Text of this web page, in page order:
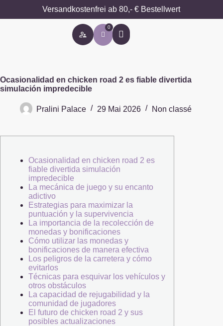
Versandkostenfrei ab 80,- € Bestellwert
0
Ocasionalidad en chicken road 2 es fiable divertida
simulación impredecible
Pralini Palace 29 Mai 2026 Non classé
Ocasionalidad en chicken road 2 es
fiable divertida simulación
impredecible
La mecánica de juego y su encanto
adictivo
Estrategias para maximizar la
puntuación y la supervivencia
La importancia de la recolección de
monedas y bonificaciones
Cómo utilizar las monedas y
bonificaciones de manera efectiva
Los peligros de la carretera y cómo
evitarlos
Técnicas para esquivar los vehículos y
otros obstáculos
La capacidad de rejugabilidad y la
comunidad de jugadores
El futuro de chicken road 2 y sus
posibles actualizaciones